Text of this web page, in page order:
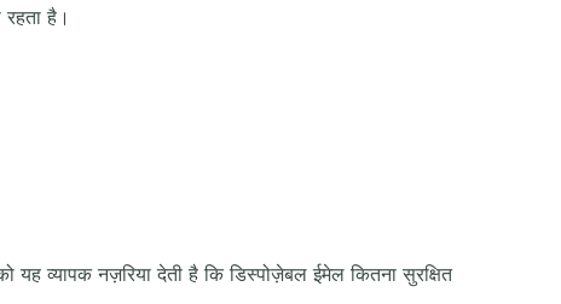
है।
यह व्यापक नज़रिया देती है कि डिस्पोज़ेबल ईमेल कितना सुरक्षित